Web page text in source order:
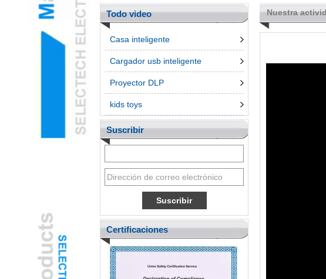
Accessroies TeléfonoL
Todo video
Casa inteligente
Cargador usb inteligente
Proyector DLP
kids toys
Suscribir
Certificaciones
Nuestra